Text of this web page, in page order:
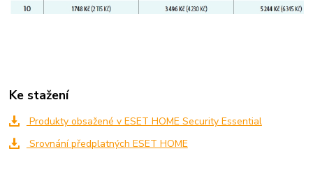
Ke stažení
Produkty obsažené v ESET HOME Security Essential
Srovnání předplatných ESET HOME